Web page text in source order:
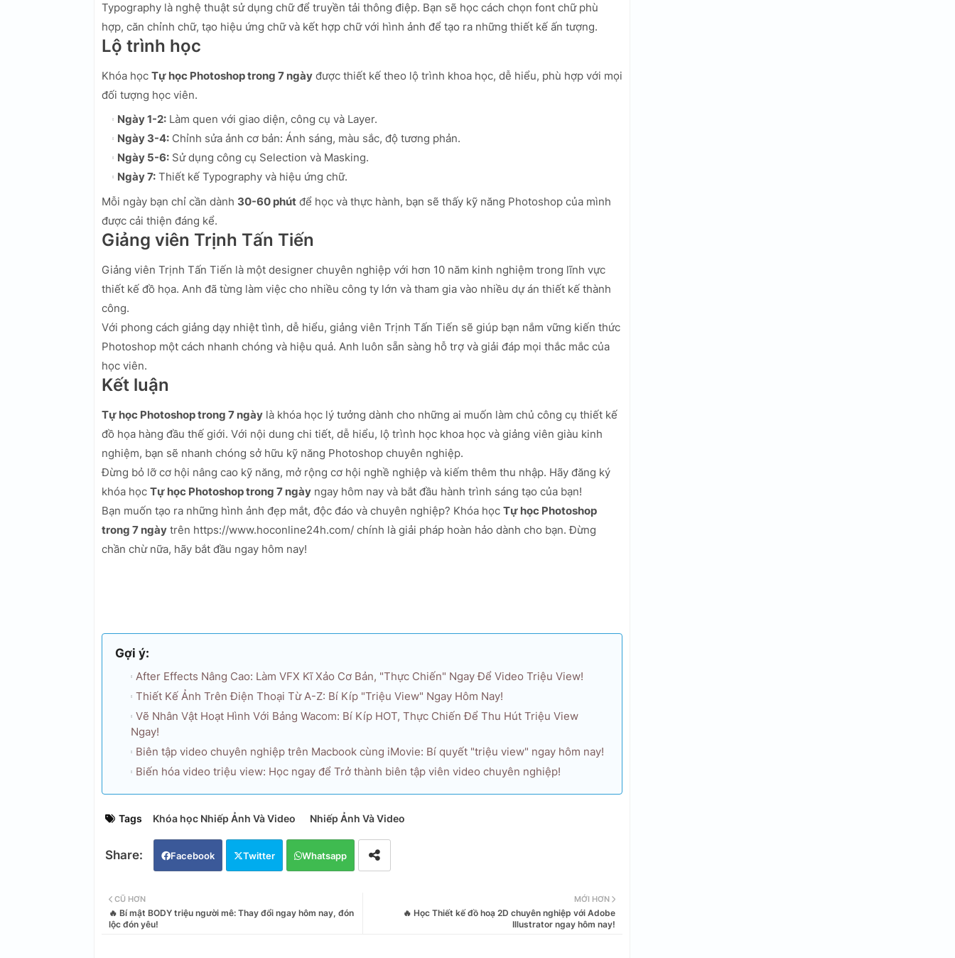
Typography là nghệ thuật sử dụng chữ để truyền tải thông điệp. Bạn sẽ học cách chọn font chữ phù
hợp, căn chỉnh chữ, tạo hiệu ứng chữ và kết hợp chữ với hình ảnh để tạo ra những thiết kế ấn tượng.
Lộ trình học
Khóa học Tự học Photoshop trong 7 ngày được thiết kế theo lộ trình khoa học, dễ hiểu, phù hợp với mọi
đối tượng học viên.
Ngày 1-2: Làm quen với giao diện, công cụ và Layer.
Ngày 3-4: Chỉnh sửa ảnh cơ bản: Ánh sáng, màu sắc, độ tương phản.
Ngày 5-6: Sử dụng công cụ Selection và Masking.
Ngày 7: Thiết kế Typography và hiệu ứng chữ.
Mỗi ngày bạn chỉ cần dành 30-60 phút để học và thực hành, bạn sẽ thấy kỹ năng Photoshop của mình
được cải thiện đáng kể.
Giảng viên Trịnh Tấn Tiến
Giảng viên Trịnh Tấn Tiến là một designer chuyên nghiệp với hơn 10 năm kinh nghiệm trong lĩnh vực
thiết kế đồ họa. Anh đã từng làm việc cho nhiều công ty lớn và tham gia vào nhiều dự án thiết kế thành
công.
Với phong cách giảng dạy nhiệt tình, dễ hiểu, giảng viên Trịnh Tấn Tiến sẽ giúp bạn nắm vững kiến thức
Photoshop một cách nhanh chóng và hiệu quả. Anh luôn sẵn sàng hỗ trợ và giải đáp mọi thắc mắc của
học viên.
Kết luận
Tự học Photoshop trong 7 ngày là khóa học lý tưởng dành cho những ai muốn làm chủ công cụ thiết kế
đồ họa hàng đầu thế giới. Với nội dung chi tiết, dễ hiểu, lộ trình học khoa học và giảng viên giàu kinh
nghiệm, bạn sẽ nhanh chóng sở hữu kỹ năng Photoshop chuyên nghiệp.
Đừng bỏ lỡ cơ hội nâng cao kỹ năng, mở rộng cơ hội nghề nghiệp và kiếm thêm thu nhập. Hãy đăng ký
khóa học Tự học Photoshop trong 7 ngày ngay hôm nay và bắt đầu hành trình sáng tạo của bạn!
Bạn muốn tạo ra những hình ảnh đẹp mắt, độc đáo và chuyên nghiệp? Khóa học Tự học Photoshop
trong 7 ngày trên https://www.hoconline24h.com/ chính là giải pháp hoàn hảo dành cho bạn. Đừng
chần chừ nữa, hãy bắt đầu ngay hôm nay!
Gợi ý:
After Effects Nâng Cao: Làm VFX Kĩ Xảo Cơ Bản, "Thực Chiến" Ngay Để Video Triệu View!
Thiết Kế Ảnh Trên Điện Thoại Từ A-Z: Bí Kíp "Triệu View" Ngay Hôm Nay!
Vẽ Nhân Vật Hoạt Hình Với Bảng Wacom: Bí Kíp HOT, Thực Chiến Để Thu Hút Triệu View
Ngay!
Biên tập video chuyên nghiệp trên Macbook cùng iMovie: Bí quyết "triệu view" ngay hôm nay!
Biến hóa video triệu view: Học ngay để Trở thành biên tập viên video chuyên nghiệp!
Tags Khóa học Nhiếp Ảnh Và Video Nhiếp Ảnh Và Video
Facebook Twitter Whatsapp
MỚI HƠN
🔥 Học Thiết kế đồ hoạ 2D chuyên nghiệp với Adobe
Illustrator ngay hôm nay!
CŨ HƠN
🔥 Bí mật BODY triệu người mê: Thay đổi ngay hôm nay, đón
lộc đón yêu!